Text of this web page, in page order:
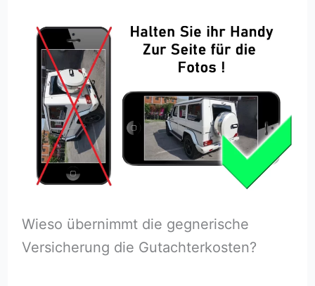
Wieso übernimmt die gegnerische
Versicherung die Gutachterkosten?